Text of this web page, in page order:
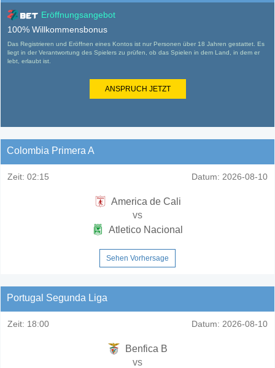
Eröffnungsangebot
100% Willkommensbonus
Das Registrieren und Eröffnen eines Kontos ist nur Personen über 18 Jahren gestattet. Es
liegt in der Verantwortung des Spielers zu prüfen, ob das Spielen in dem Land, in dem er
lebt, erlaubt ist.
ANSPRUCH JETZT
Colombia Primera A
Zeit: 02:15 Datum: 2026-08-10
America de Cali
vs
Atletico Nacional
Sehen Vorhersage
Portugal Segunda Liga
Zeit: 18:00 Datum: 2026-08-10
Benfica B
vs